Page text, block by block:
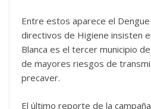
Entre estos aparece el
directivos de Higiene insisten
Blanca es el tercer municipio
de mayores riesgos de
precaver.
El último reporte de la